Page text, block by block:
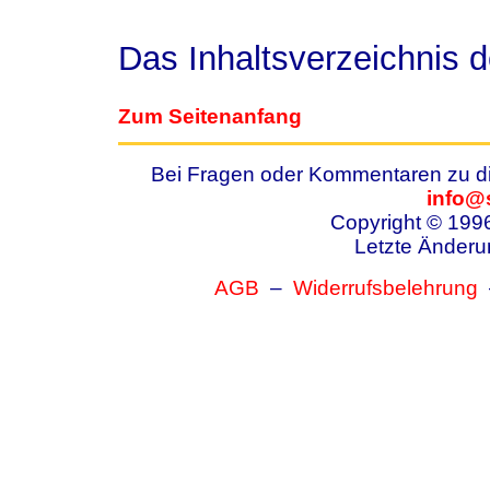
Das Inhaltsverzeichnis
Zum Seitenanfang
Bei Fragen oder Kommentaren zu
Copyright ©
Letzte
AGB – Widerrufsbelehrung